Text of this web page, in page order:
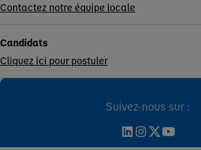
Contactez notre équipe locale
Candidats
Cliquez ici pour postuler
Suivez-nous sur :